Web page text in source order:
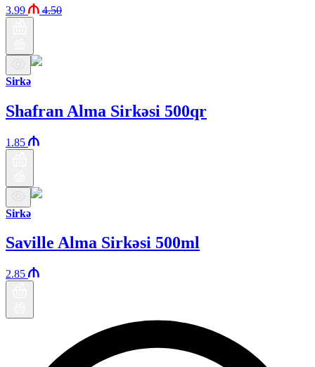
3.99 4.50
Sirkə
Shafran Alma Sirkəsi 500qr
1.85
Sirkə
Saville Alma Sirkəsi 500ml
2.85